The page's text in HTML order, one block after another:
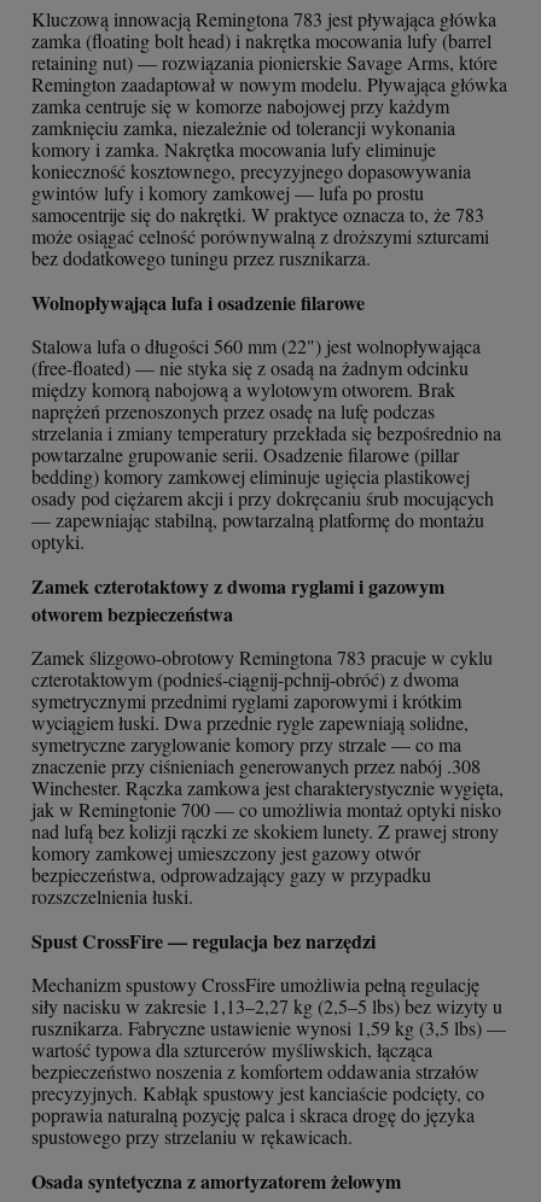
Kluczową innowacją Remingtona 783 jest pływająca główka
zamka (floating bolt head) i nakrętka mocowania lufy (barrel
retaining nut) — rozwiązania pionierskie Savage Arms, które
Remington zaadaptował w nowym modelu. Pływająca główka
zamka centruje się w komorze nabojowej przy każdym
zamknięciu zamka, niezależnie od tolerancji wykonania
komory i zamka. Nakrętka mocowania lufy eliminuje
konieczność kosztownego, precyzyjnego dopasowywania
gwintów lufy i komory zamkowej — lufa po prostu
samocentrije się do nakrętki. W praktyce oznacza to, że 783
może osiągać celność porównywalną z droższymi szturcami
bez dodatkowego tuningu przez rusznikarza.
Wolnopływająca lufa i osadzenie filarowe
Stalowa lufa o długości 560 mm (22") jest wolnopływająca
(free-floated) — nie styka się z osadą na żadnym odcinku
między komorą nabojową a wylotowym otworem. Brak
naprężeń przenoszonych przez osadę na lufę podczas
strzelania i zmiany temperatury przekłada się bezpośrednio na
powtarzalne grupowanie serii. Osadzenie filarowe (pillar
bedding) komory zamkowej eliminuje ugięcia plastikowej
osady pod ciężarem akcji i przy dokręcaniu śrub mocujących
— zapewniając stabilną, powtarzalną platformę do montażu
optyki.
Zamek czterotaktowy z dwoma ryglami i gazowym
otworem bezpieczeństwa
Zamek ślizgowo-obrotowy Remingtona 783 pracuje w cyklu
czterotaktowym (podnieś-ciągnij-pchnij-obróć) z dwoma
symetrycznymi przednimi ryglami zaporowymi i krótkim
wyciągiem łuski. Dwa przednie rygle zapewniają solidne,
symetryczne zaryglowanie komory przy strzale — co ma
znaczenie przy ciśnieniach generowanych przez nabój .308
Winchester. Rączka zamkowa jest charakterystycznie wygięta,
jak w Remingtonie 700 — co umożliwia montaż optyki nisko
nad lufą bez kolizji rączki ze skokiem lunety. Z prawej strony
komory zamkowej umieszczony jest gazowy otwór
bezpieczeństwa, odprowadzający gazy w przypadku
rozszczelnienia łuski.
Spust CrossFire — regulacja bez narzędzi
Mechanizm spustowy CrossFire umożliwia pełną regulację
siły nacisku w zakresie 1,13–2,27 kg (2,5–5 lbs) bez wizyty u
rusznikarza. Fabryczne ustawienie wynosi 1,59 kg (3,5 lbs) —
wartość typowa dla szturcerów myśliwskich, łącząca
bezpieczeństwo noszenia z komfortem oddawania strzałów
precyzyjnych. Kabłąk spustowy jest kanciaście podcięty, co
poprawia naturalną pozycję palca i skraca drogę do języka
spustowego przy strzelaniu w rękawicach.
Osada syntetyczna z amortyzatorem żelowym